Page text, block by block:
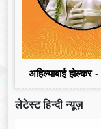
अहिल्याबाई
लेटेस्ट हिन्दी न्यूज़